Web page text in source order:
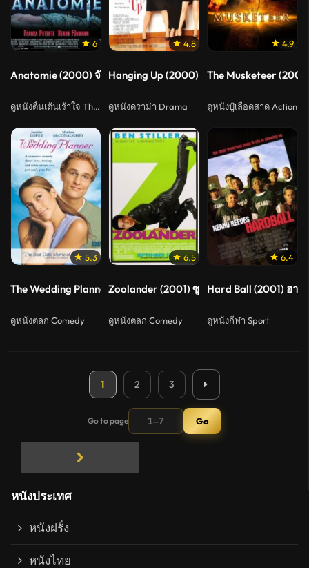
6
Anatomie (2000) จับคนมาทำศพ
ดูหนังตื่นเต้นเร้าใจ Thriller
4.8
Hanging Up (2000) ตายล่ะ…สายหลุด
ดูหนังดราม่า Drama
4.9
The Musketeer
ดูหนังบู๊เลือดสาด Action
5.3
The Wedding Planner (2001) จะปิ๊งมั้ย..ถ้าหัวใจผิดแผน
ดูหนังตลก Comedy
6.5
Zoolander (2001) ซูแลนเดอร์ เว่อร์ซะ
ดูหนังตลก Comedy
6.4
Hard Ball (2001) ฮา
ดูหนังกีฬา Sport
1 2 3
Go to page Go
Next page
หนังประเทศ
หนังฝรั่ง
หนังไทย